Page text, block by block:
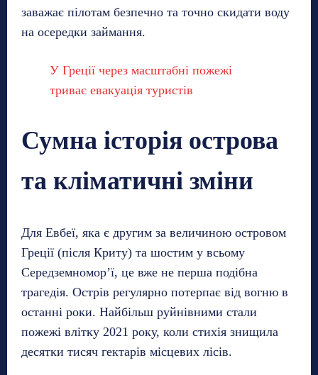
заважає пілотам безпечно та точно скидати воду
на осередки займання.
У Греції через масштабні пожежі
триває евакуація туристів
Сумна історія острова
та кліматичні зміни
Для Евбеї, яка є другим за величиною островом
Греції (після Криту) та шостим у всьому
Середземномор’ї, це вже не перша подібна
трагедія. Острів регулярно потерпає від вогню в
останні роки. Найбільш руйнівними стали
пожежі влітку 2021 року, коли стихія знищила
десятки тисяч гектарів місцевих лісів.